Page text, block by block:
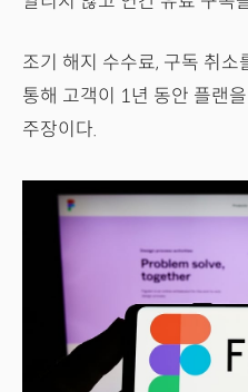
조기 해지 수수료, 구독 취
통해 고객이 1년 동안 플랜
주장이다.